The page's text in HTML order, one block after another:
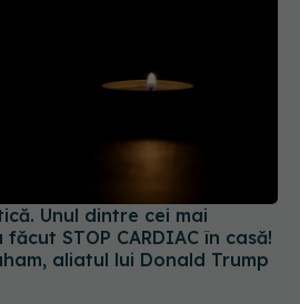
aliatul lui Donald Trump